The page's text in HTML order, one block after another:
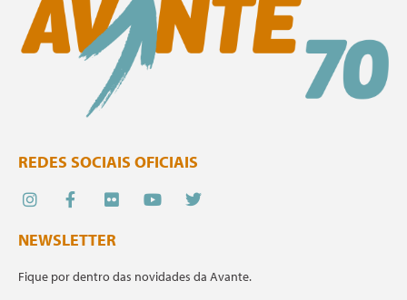
REDES SOCIAIS OFICIAIS
NEWSLETTER
Fique por dentro das novidades da Avante.